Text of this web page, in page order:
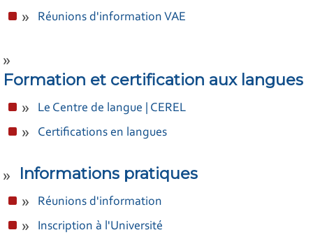
Réunions d'information VAE
Formation et certification aux langues
Le Centre de langue | CEREL
Certifications en langues
Informations pratiques
Réunions d'information
Inscription à l'Université